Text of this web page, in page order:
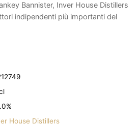
Bannister, Inver House Distillers
indipendenti più importanti del
House Distillers